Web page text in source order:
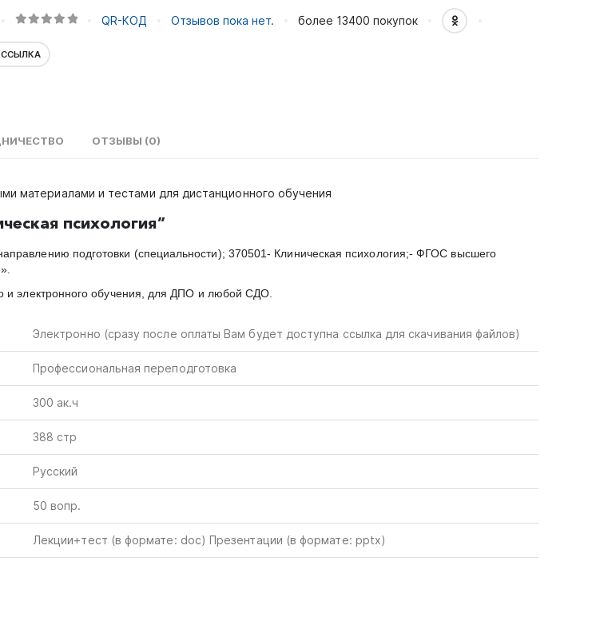
QR-КОД Отзывов пока нет. более 13400 покупок
ССЫЛКА
ОТЗЫВЫ (0)
материалами и тестами для дистанционного обучения
психология”
подготовки (специальности); 370501- Клиническая психология;- ФГОС высшего
и электронного обучения, для ДПО и любой СДО.
Электронно (сразу после оплаты Вам будет доступна ссылка для скачивания файлов)
Профессиональная переподготовка
300 ак.ч
388 стр
Русский
50 вопр.
Лекции+тест (в формате: doc) Презентации (в формате: pptx)